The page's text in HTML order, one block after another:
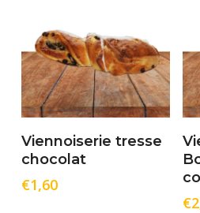
Ajouter Au Panier
Viennoiserie tresse
chocolat
€1,60
€